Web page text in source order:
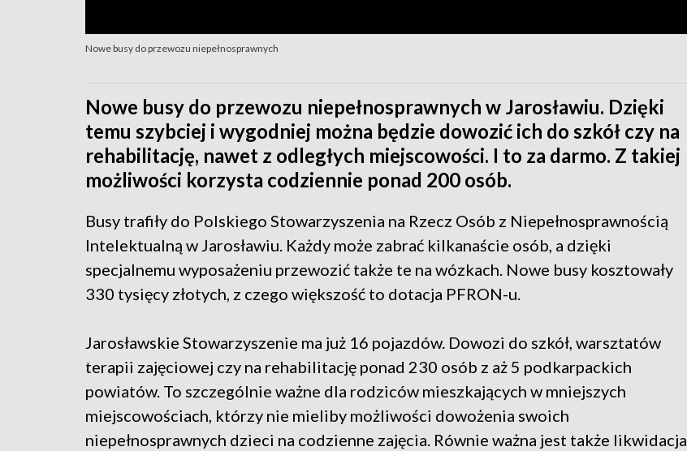
Nowe busy do przewozu niepełnosprawnych
Nowe busy do przewozu niepełnosprawnych w Jarosławiu. Dzięki
temu szybciej i wygodniej można będzie dowozić ich do szkół czy na
rehabilitację, nawet z odległych miejscowości. I to za darmo. Z takiej
możliwości korzysta codziennie ponad 200 osób.
Busy trafiły do Polskiego Stowarzyszenia na Rzecz Osób z Niepełnosprawnością
Intelektualną w Jarosławiu. Każdy może zabrać kilkanaście osób, a dzięki
specjalnemu wyposażeniu przewozić także te na wózkach. Nowe busy kosztowały
330 tysięcy złotych, z czego większość to dotacja PFRON-u.
Jarosławskie Stowarzyszenie ma już 16 pojazdów. Dowozi do szkół, warsztatów
terapii zajęciowej czy na rehabilitację ponad 230 osób z aż 5 podkarpackich
powiatów. To szczególnie ważne dla rodziców mieszkających w mniejszych
miejscowościach, którzy nie mieliby możliwości dowożenia swoich
niepełnosprawnych dzieci na codzienne zajęcia. Równie ważna jest także likwidacja